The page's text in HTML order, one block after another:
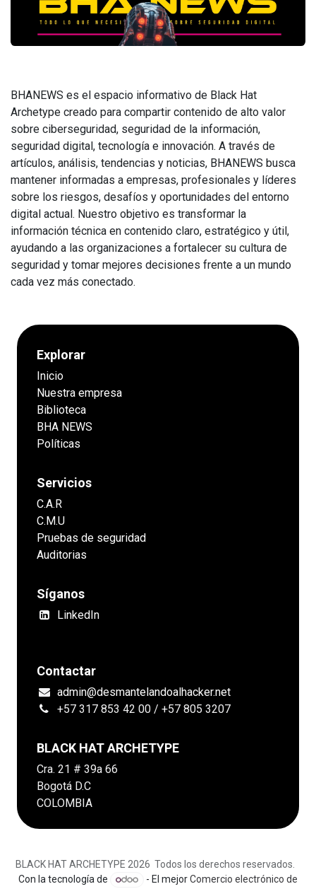
BHANEWS es el espacio informativo de Black Hat
Archetype creado para compartir contenido de alto valor
sobre ciberseguridad, seguridad de la información,
seguridad digital, tecnología e innovación. A través de
artículos, análisis, tendencias y noticias, BHANEWS busca
mantener informadas a empresas, profesionales y líderes
sobre los riesgos, desafíos y oportunidades del entorno
digital actual. Nuestro objetivo es transformar la
información técnica en contenido claro, estratégico y útil,
ayudando a las organizaciones a fortalecer su cultura de
seguridad y tomar mejores decisiones frente a un mundo
cada vez más conectado.
Explorar
Inicio
Nuestra empresa
Biblioteca
BHA NEWS
Políticas
Servicios
C.A.R
C.M.U
Pruebas de seguridad
Auditorias
Síganos
LinkedIn
Contactar
admin@desmantelandoalhacker.net
+57 317 853 42 00 / +57 805 3207
BLACK HAT ARCHETYPE
Cra. 21 # 39a 66
Bogotá D.C
COLOMBIA
BLACK HAT ARCHETYPE 2026 Todos los derechos reservados.
Con la tecnología de
- El mejorComercio electrónico de